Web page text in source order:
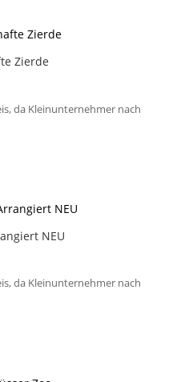
Zierde
da Kleinunternehmer nach
NEU
da Kleinunternehmer nach